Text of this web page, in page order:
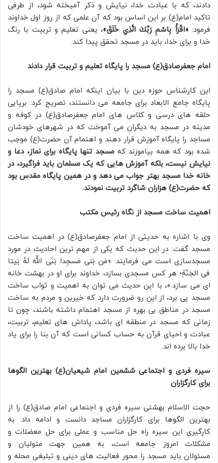
دادند، که با عبادت خدا، نیایش و ذکر آمیخته شود، از طرفی
تاکید امام(ع) بر این اساس بود که آن علمی که از روز اول خداوند
فرمود:«اقْرَأْ بِاسْمِ رَبِّكَ الَّذِي خَلَقَ»، یعنی تعلیم و تربیت با رنگ
خدا و برای خدا، باید در مسجد تحقق پیدا کند.
امام جعفرصادق(ع) مسجد را پایگاه تعلیم و تربیت قرار دادند
این کارشناس حوزه دین با بیان اینکه امام صادق(ع) مسجد را
پایگاه جامع الابعاد برای جامعه می دانستند، تصریح کرد: برپایی
حلقه های درسی و کلاس های امام جعفرصادق(ع) در کوفه و
مدینه در مسجد به دیگران می آموخت که در شهرهای خودشان
مساجد را پایگاه آموزش قرار دهند و اهتمام آن حضرت(ع) موجب
شده بود که همه بیاموزند کهمسجد تنها پایگاه برای نماز، دعا و
نیایش نیست، بلکه آموزش هایی که یک مسلمان باید فراگیرد، در
خانه خدا مسجد بهتر جواب می دهد و در همین پایگاه مقدس بود
که حضرت(ع) هزاران شاگرد تربیت نمودند.
اهمیت ساخت مسجد از نگاه رئیس مکتب
وی با اشاره به حدیثی از امام جعفرصادق(ع) در اهمیت ساخت
مسجد گفت: در این حدیث که یکی از مهم ترین احادیث در مورد
مسجدسازی است می فرمایند: «مَن بَنی مَسجِدا بَنَی اللّه لَهُ بَیتا
فی الجَنّةِ؛ هر کس مسجدی بسازد، خداوند برای او در بهشت خانه
ای می سازد.»، با این حدیث می توان به اهمیت و ثواب ساخت
مسجد پی برد، از این رو ضرورت دارد که خیرین و مردم به ساخت
مسجد در مناطق بی بهره از مسجد اهتمام داشته باشند، چون تا
زمانی که مسجد در منطقه ای باشد، پاداش های تعلیم، تربیت،
عبادت و احیای قرآن به حساب کسانی است که آن بنا را برای یاد
خدا بالا برده اند.
سیره فردی و اجتماعی ششمین امام شیعیان(ع) بهترین الگوها
برای کارگزاران
حجت الاسلام بهشتی سیره فردی و اجتماعی امام صادق(ع) را از
بهترین الگوها برای کارگزاران مساجد دانست و ادامه داد: به
کارگیری این سیره راه حل مناسب و عملی برای حل معضلات و
مشکلات امروز جامعه است، به همین جهت متولیان و
مسئولان باید مسجد را محور فعالیت های دینی و تبلیغی محله و